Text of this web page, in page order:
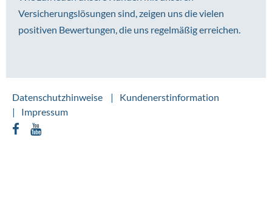
Versicherungslösungen sind, zeigen uns die vielen
positiven Bewertungen, die uns regelmäßig erreichen.
Datenschutzhinweise
Kundenerstinformation
Impressum